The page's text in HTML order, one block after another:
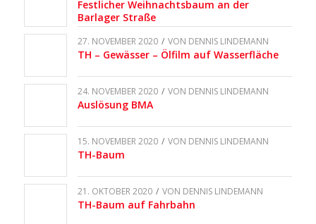
Festlicher Weihnachtsbaum an der
Barlager Straße
27. NOVEMBER 2020 / VON DENNIS LINDEMANN
TH – Gewässer – Ölfilm auf Wasserfläche
24. NOVEMBER 2020 / VON DENNIS LINDEMANN
Auslösung BMA
15. NOVEMBER 2020 / VON DENNIS LINDEMANN
TH-Baum
21. OKTOBER 2020 / VON DENNIS LINDEMANN
TH-Baum auf Fahrbahn